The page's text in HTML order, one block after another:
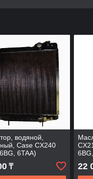
водяной,
Case CX240
6TAA)
₸ 22